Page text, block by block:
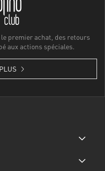
premier achat, des retours
aux actions spéciales.